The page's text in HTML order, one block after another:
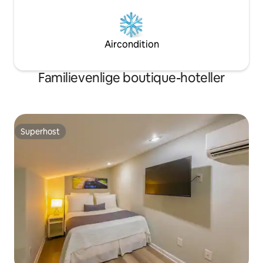
Aircondition
Familievenlige boutique-hoteller
Superhost
Superhost